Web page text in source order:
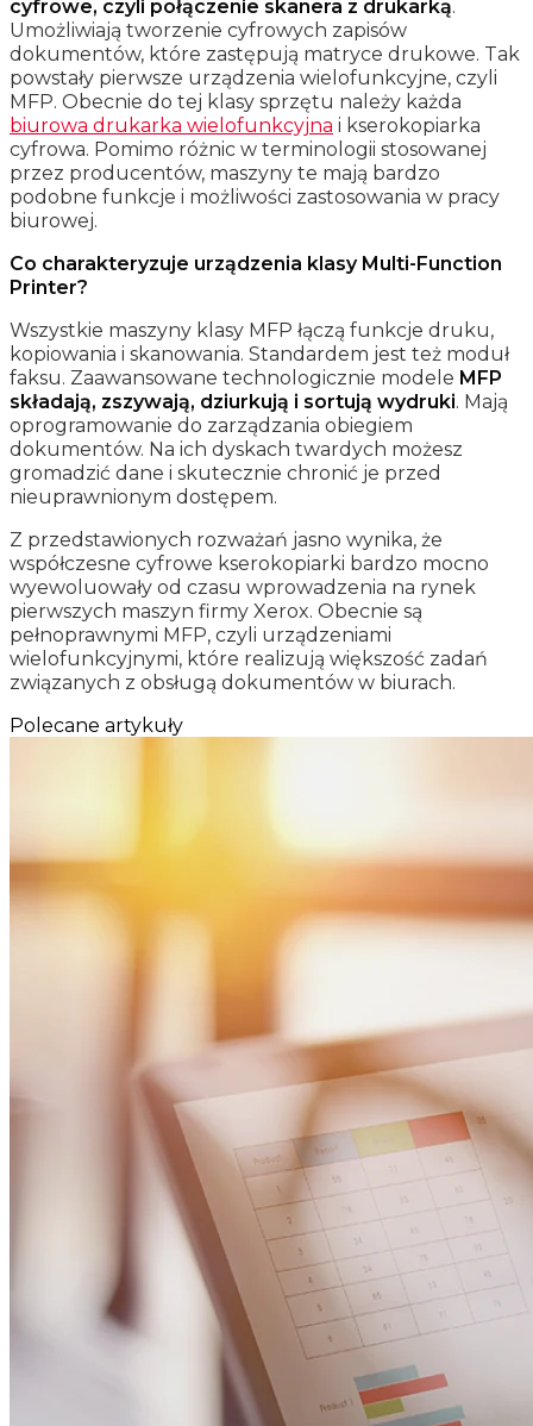
cyfrowe, czyli połączenie skanera z drukarką.
Umożliwiają tworzenie cyfrowych zapisów
dokumentów, które zastępują matryce drukowe. Tak
powstały pierwsze urządzenia wielofunkcyjne, czyli
MFP. Obecnie do tej klasy sprzętu należy każda
biurowa drukarka wielofunkcyjna i kserokopiarka
cyfrowa. Pomimo różnic w terminologii stosowanej
przez producentów, maszyny te mają bardzo
podobne funkcje i możliwości zastosowania w pracy
biurowej.
Co charakteryzuje urządzenia klasy Multi-Function
Printer?
Wszystkie maszyny klasy MFP łączą funkcje druku,
kopiowania i skanowania. Standardem jest też moduł
faksu. Zaawansowane technologicznie modele MFP
składają, zszywają, dziurkują i sortują wydruki. Mają
oprogramowanie do zarządzania obiegiem
dokumentów. Na ich dyskach twardych możesz
gromadzić dane i skutecznie chronić je przed
nieuprawnionym dostępem.
Z przedstawionych rozważań jasno wynika, że
współczesne cyfrowe kserokopiarki bardzo mocno
wyewoluowały od czasu wprowadzenia na rynek
pierwszych maszyn firmy Xerox. Obecnie są
pełnoprawnymi MFP, czyli urządzeniami
wielofunkcyjnymi, które realizują większość zadań
związanych z obsługą dokumentów w biurach.
Polecane artykuły